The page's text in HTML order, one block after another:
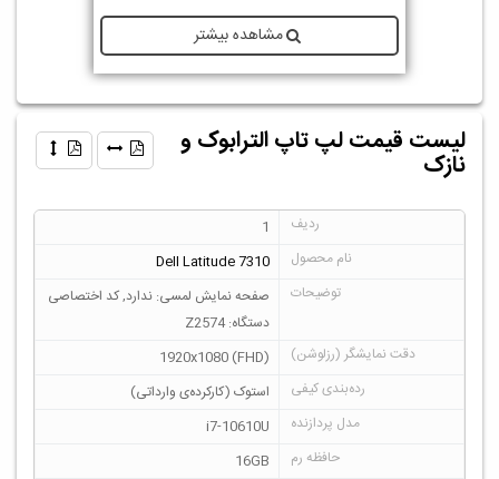
مشاهده بیشتر
لیست قیمت لپ تاپ الترابوک و
نازک
1
Dell Latitude 7310
صفحه نمایش لمسی: ندارد, کد اختصاصی
دستگاه: Z2574
1920x1080 (FHD)
استوک (کارکرده‌ی وارداتی)
i7-10610U
16GB